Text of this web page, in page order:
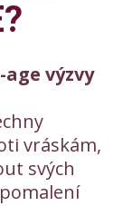
výzvy
vráskám,
svých